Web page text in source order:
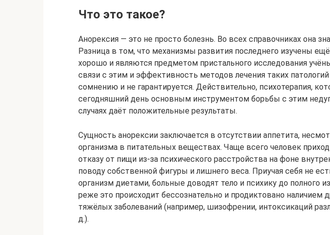
Что это такое?
Анорексия — это не просто болезнь. Во всех справочниках она
Разница в том, что механизмы развития последнего изучены
хорошо и являются предметом пристального исследования
связи с этим и эффективность методов лечения таких
сомнению и не гарантируется. Действительно, психотерапия,
сегодняшний день основным инструментом борьбы с этим
случаях даёт положительные результаты.
Сущность анорексии заключается в отсутствии аппетита,
организма в питательных веществах. Чаще всего человек
отказу от пищи из-за психического расстройства на фоне
поводу собственной фигуры и лишнего веса. Приучая себя не
организм диетами, больные доводят тело и психику до полного
реже это происходит бессознательно и продиктовано наличием
тяжёлых заболеваний (например, шизофрении, интоксикаций
д.).